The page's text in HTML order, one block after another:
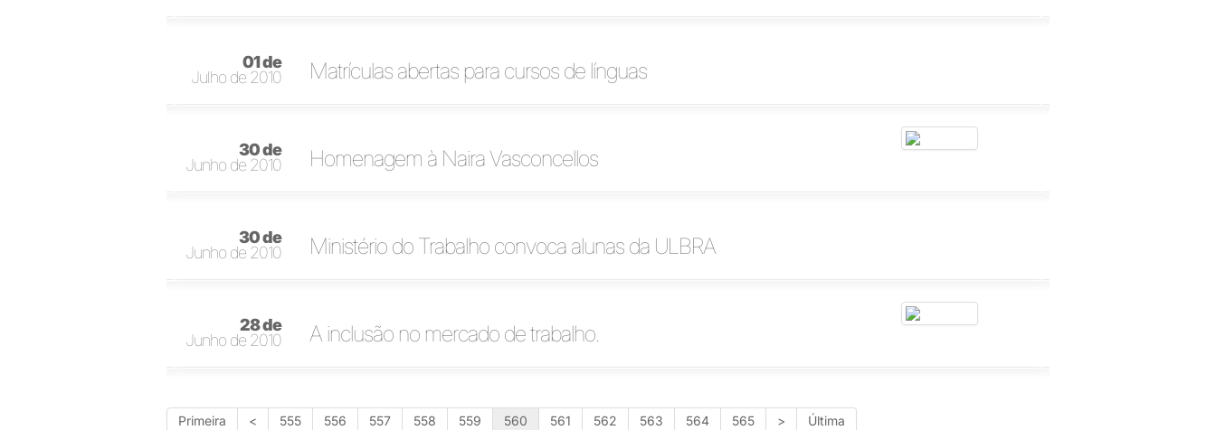
01 de
Julho de 2010
Matrículas abertas para cursos de línguas
30 de
Junho de 2010
Homenagem à Naira Vasconcellos
30 de
Junho de 2010
Ministério do Trabalho convoca alunas da ULBRA
28 de
Junho de 2010
A inclusão no mercado de trabalho.
Primeira < 555 556 557 558 559 560 561 562 563 564 565 > Última